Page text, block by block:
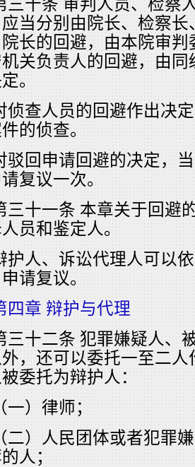
三十条 审判人员、检察
当分别由院长、检察
长的回避，由本院审
关负责人的回避，由
。
侦查人员的回避作出决
的侦查。
驳回申请回避的决定，
复议一次。
三十一条 本章关于回避
员和鉴定人。
护人、诉讼代理人可以
请复议。
四章 辩护与代理
三十二条 犯罪嫌疑人、
，还可以委托一至二
委托为辩护人：
一）律师；
二）人民团体或者犯罪
人；